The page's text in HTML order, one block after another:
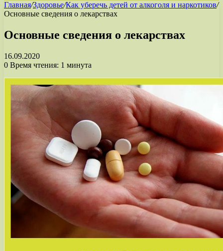
Главная/Здоровье/Как уберечь детей от алкоголя и наркотиков/
Основные сведения о лекарствах
Основные сведения о лекарствах
16.09.2020
0 Время чтения: 1 минута